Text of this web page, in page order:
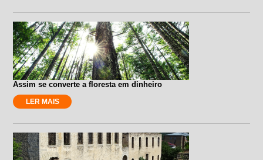
Assim se converte a floresta em dinheiro
LER MAIS